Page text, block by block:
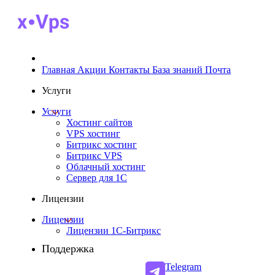
Главная Акции Контакты База знаний Почта
Услуги
Услуги
Хостинг сайтов
VPS хостинг
Битрикс хостинг
Битрикс VPS
Облачный хостинг
Cервер для 1С
Лицензии
Лицензии
Лицензии 1С-Битрикс
Поддержка
Telegram